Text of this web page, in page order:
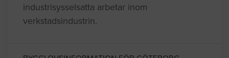
industrisysselsatta arbetar inom
verkstadsindustrin.